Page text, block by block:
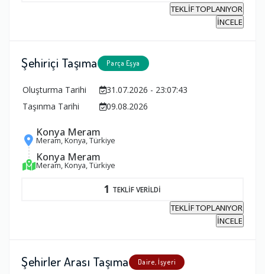
TEKLİF TOPLANIYOR
İNCELE
Şehiriçi Taşıma Parça Eşya
Oluşturma Tarihi
31.07.2026 - 23:07:43
Taşınma Tarihi
09.08.2026
Konya Meram
Meram, Konya, Türkiye
Konya Meram
Meram, Konya, Türkiye
1 TEKLİF VERİLDİ
TEKLİF TOPLANIYOR
İNCELE
Şehirler Arası Taşıma Daire, İşyeri